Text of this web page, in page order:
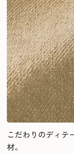
こだわりのディテ
材。